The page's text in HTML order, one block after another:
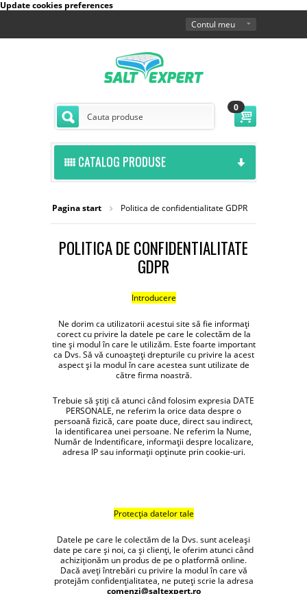
Update cookies preferences
Contul meu
0
CATALOG PRODUSE
Pagina start Politica de confidentialitate GDPR
POLITICA DE CONFIDENTIALITATE
GDPR
Introducere
Ne dorim ca utilizatorii acestui site să fie informați
corect cu privire la datele pe care le colectăm de la
tine și modul în care le utilizăm. Este foarte important
ca Dvs. Să vă cunoașteți drepturile cu privire la acest
aspect și la modul în care acestea sunt utilizate de
către firma noastră.
Trebuie să știți că atunci când folosim expresia DATE
PERSONALE, ne referim la orice data despre o
persoană fizică, care poate duce, direct sau indirect,
la identificarea unei persoane. Ne referim la Nume,
Număr de Indentificare, informații despre localizare,
adresa IP sau informații opținute prin cookie-uri.
Protecția datelor tale
Datele pe care le colectăm de la Dvs. sunt aceleași
date pe care și noi, ca și clienți, le oferim atunci când
achiziționăm un produs de pe o platformă online.
Dacă aveți întrebări cu privire la modul în care vă
protejăm confidențialitatea, ne puteți scrie la adresa
comenzi@saltexpert.ro